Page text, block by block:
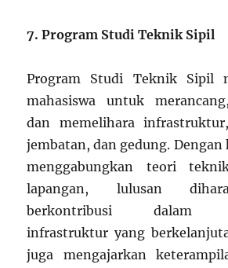
7. Program Studi Teknik Sipil
Program Studi Teknik Sipil
mahasiswa untuk
dan memelihara
jembatan, dan gedung.
menggabungkan teori
lapangan, lulusan
berkontribusi dalam
infrastruktur yang
juga mengajarkan